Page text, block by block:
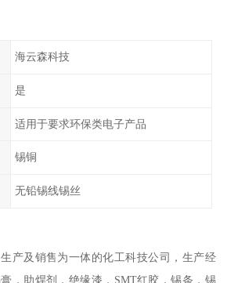
海云森科技
是
适用于要求环保类电子产品
锡铜
无铅锡线锡丝
产及销售为一体的化工科技公司，生产经
，助焊剂，绝缘漆，SMT红胶，锡条，锡